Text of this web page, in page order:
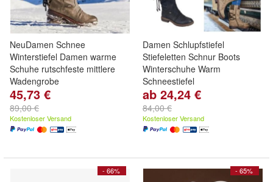
NeuDamen Schnee
Winterstiefel Damen warme
Schuhe rutschfeste mittlere
Wadengrobe
45,73 €
89,00 €
Kostenloser Versand
Damen Schlupfstiefel
Stiefeletten Schnur Boots
Winterschuhe Warm
Schneestiefel
ab 24,24 €
84,00 €
Kostenloser Versand
- 66% - 65%